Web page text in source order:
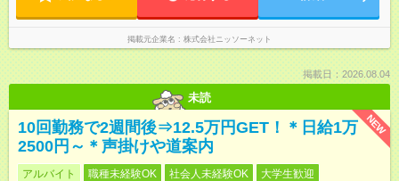
掲載元企業名 株式会社ニッソーネット
掲載日：2026.08.04
未読
NEW
10回勤務で2週間後⇒12.5万円GET！＊日給1万
2500円～＊声掛けや道案内
アルバイト 職種未経験OK 社会人未経験OK
大学生歓迎